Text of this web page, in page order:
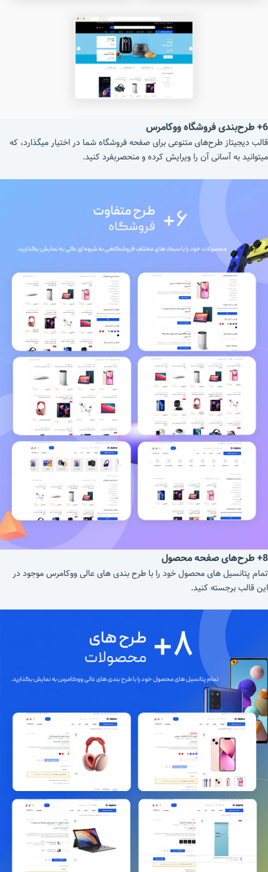
6+ طرح‌بندی فروشگاه ووکامرس
قالب دیجیتاز طرح‌های متنوعی برای صفحه فروشگاه شما در اختیار میگذارد، که
میتوانید به آسانی آن را ویرایش کرده و منحصربفرد کنید.
8+ طرح‌های صفحه محصول
تمام پتانسیل های محصول خود را با طرح بندی های عالی ووکامرس موجود در
این قالب برجسته کنید.